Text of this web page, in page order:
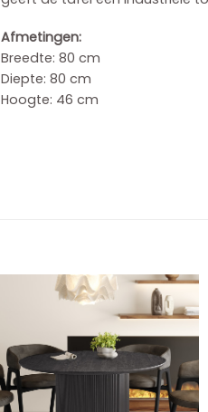
Afmetingen:
Breedte: 80 cm
Diepte: 80 cm
Hoogte: 46 cm